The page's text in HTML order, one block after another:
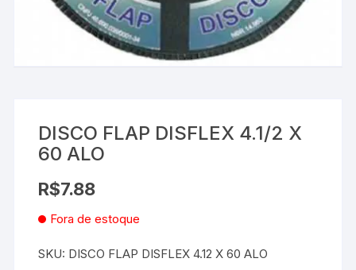
DISCO FLAP DISFLEX 4.1/2 X
60 ALO
R$7.88
Fora de estoque
SKU: DISCO FLAP DISFLEX 4.12 X 60 ALO